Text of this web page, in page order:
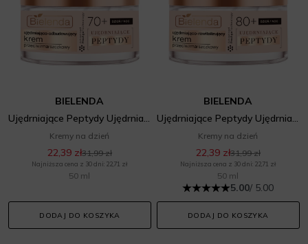
BIELENDA
Ujędrniające Peptydy Ujędrniająco Odbudowujący Krem Przeciwzmarszczkowy 70+
Kremy na dzień
22,39 zł31,99 zł
Najniższa cena z 30 dni: 22,71 zł
50 ml
DODAJ DO KOSZYKA
BIELENDA
Ujędrniające Peptydy Ujędrniająco Rewitalizujący Krem Przeciwzmarszczkowy 80+
Kremy na dzień
22,39 zł31,99 zł
Najniższa cena z 30 dni: 22,71 zł
50 ml
5.00/ 5.00
DODAJ DO KOSZYKA